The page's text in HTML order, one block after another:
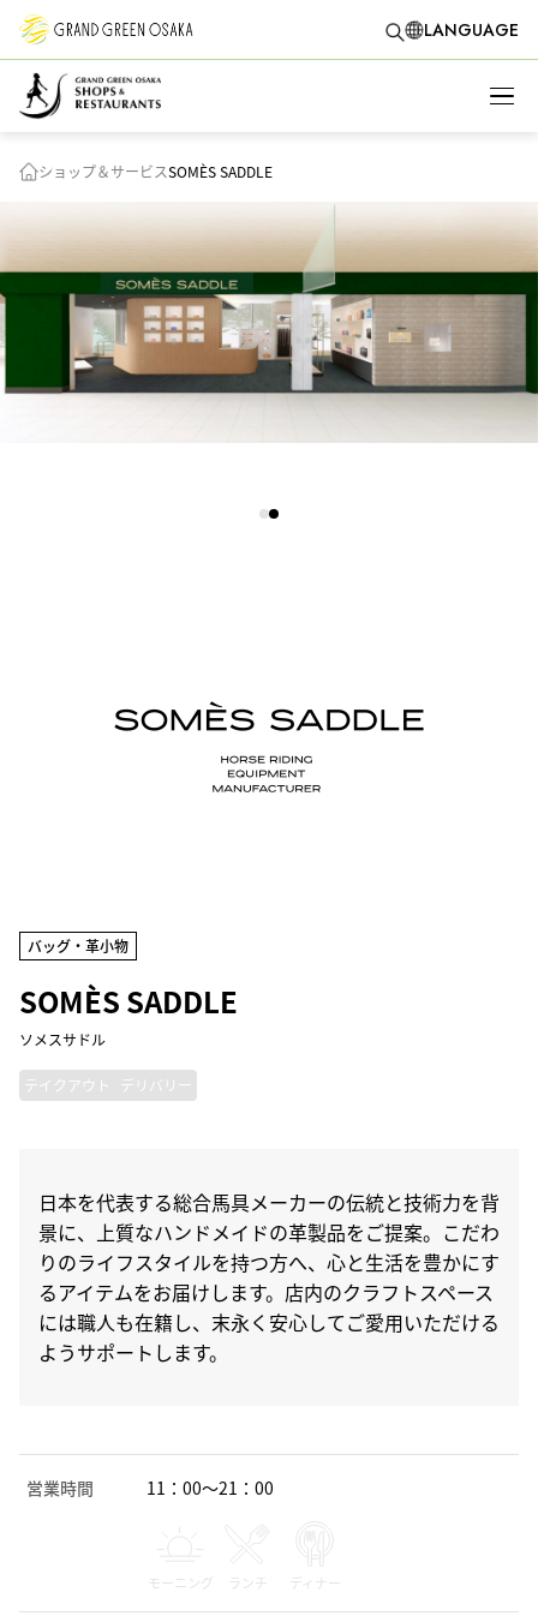
LANGUAGE
ショップ＆サービスSOMÈS SADDLE
バッグ・革小物
SOMÈS SADDLE
ソメスサドル
テイクアウト デリバリー
日本を代表する総合馬具メーカーの伝統と技術力を背
景に、上質なハンドメイドの革製品をご提案。こだわ
りのライフスタイルを持つ方へ、心と生活を豊かにす
るアイテムをお届けします。店内のクラフトスペース
には職人も在籍し、末永く安心してご愛用いただける
ようサポートします。
営業時間 11：00～21：00
モーニング ランチ ディナー